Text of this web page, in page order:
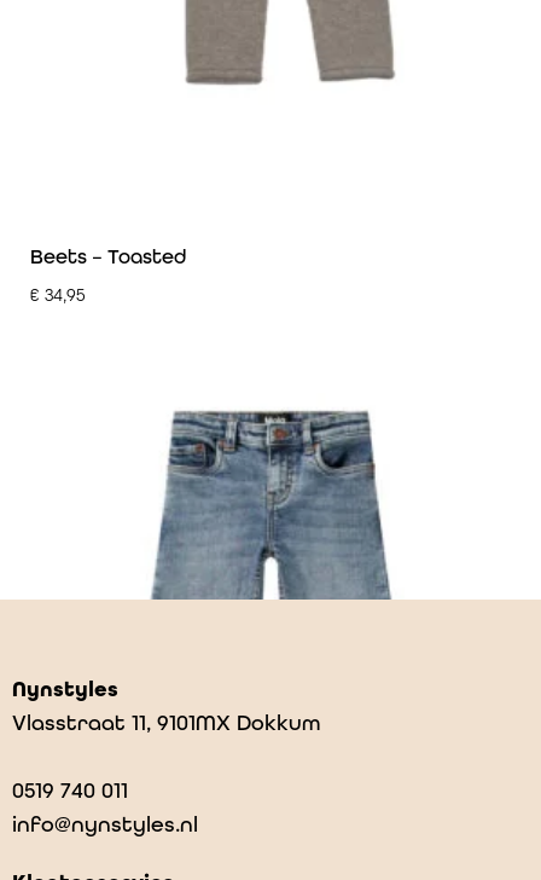
Beets – Toasted
€ 34,95
Nynstyles
Vlasstraat 11, 9101MX Dokkum
0519 740 011
info@nynstyles.nl